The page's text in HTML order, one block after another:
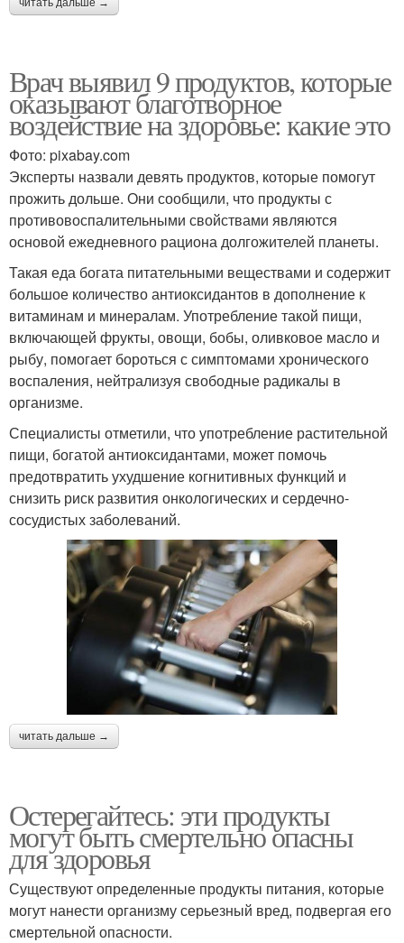
читать дальше →
Врач выявил 9 продуктов, которые
оказывают благотворное
воздействие на здоровье: какие это
Фото: pixabay.com
Эксперты назвали девять продуктов, которые помогут
прожить дольше. Они сообщили, что продукты с
противовоспалительными свойствами являются
основой ежедневного рациона долгожителей планеты.
Такая еда богата питательными веществами и содержит
большое количество антиоксидантов в дополнение к
витаминам и минералам. Употребление такой пищи,
включающей фрукты, овощи, бобы, оливковое масло и
рыбу, помогает бороться с симптомами хронического
воспаления, нейтрализуя свободные радикалы в
организме.
Специалисты отметили, что употребление растительной
пищи, богатой антиоксидантами, может помочь
предотвратить ухудшение когнитивных функций и
снизить риск развития онкологических и сердечно-
сосудистых заболеваний.
читать дальше →
Остерегайтесь: эти продукты
могут быть смертельно опасны
для здоровья
Существуют определенные продукты питания, которые
могут нанести организму серьезный вред, подвергая его
смертельной опасности.